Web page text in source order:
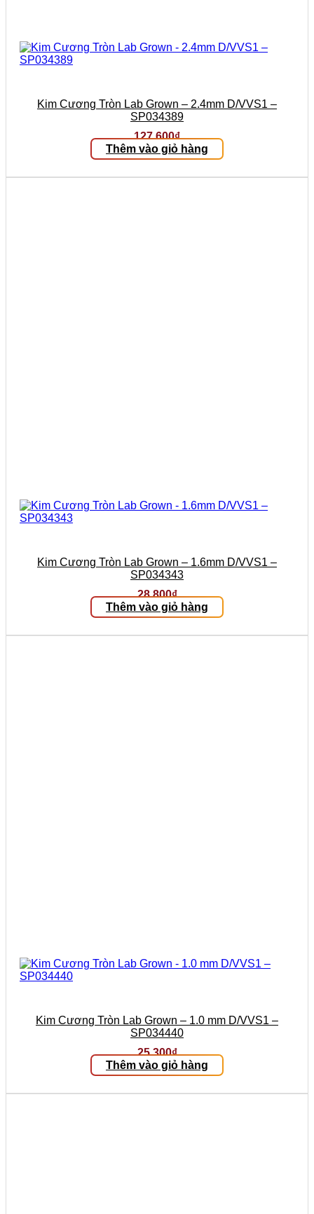
Kim Cương Tròn Lab Grown – 2.4mm D/VVS1 –
SP034389
127.600₫
Thêm vào giỏ hàng
Kim Cương Tròn Lab Grown – 1.6mm D/VVS1 –
SP034343
28.800₫
Thêm vào giỏ hàng
Kim Cương Tròn Lab Grown – 1.0 mm D/VVS1 –
SP034440
25.300₫
Thêm vào giỏ hàng